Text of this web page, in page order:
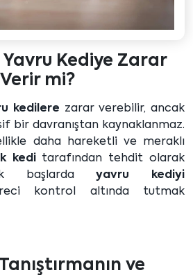
Yavru Kediye Zarar
Verir mi?
kedilere zarar verebilir, ancak
bir davranıştan kaynaklanmaz.
daha hareketli ve meraklı
keditarafından tehdit olarak
İlk başlardayavru kediyi
kontrol altında tutmak
ve